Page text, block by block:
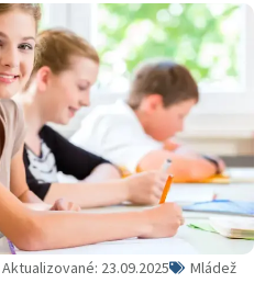
Aktualizované: 23.09.2025 Mládež